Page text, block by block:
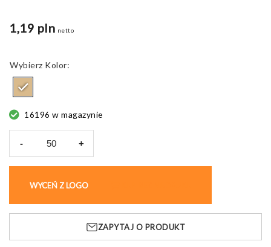
1,19 pln netto
Kolor
16196 w magazynie
-
książek
Idea,
z
+
WYCEŃ Z LOGO
ZAPYTAJ O PRODUKT